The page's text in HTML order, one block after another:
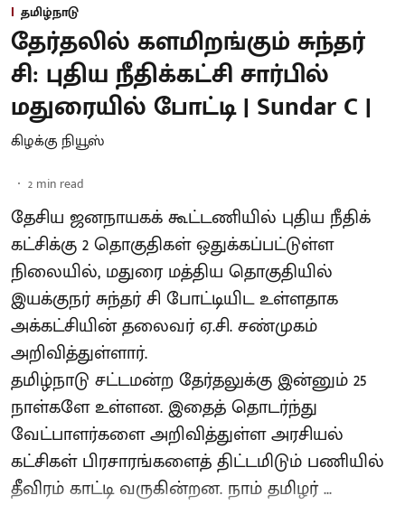
தமிழ்நாடு
தேர்தலில் களமிறங்கும் சுந்தர்
சி: புதிய நீதிக்கட்சி சார்பில்
மதுரையில் போட்டி | Sundar C |
கிழக்கு நியூஸ்
2 min read
தேசிய ஜனநாயகக் கூட்டணியில் புதிய நீதிக்
கட்சிக்கு 2 தொகுதிகள் ஒதுக்கப்பட்டுள்ள
நிலையில், மதுரை மத்திய தொகுதியில்
இயக்குநர் சுந்தர் சி போட்டியிட உள்ளதாக
அக்கட்சியின் தலைவர் ஏ.சி. சண்முகம்
அறிவித்துள்ளார்.
தமிழ்நாடு சட்டமன்ற தேர்தலுக்கு இன்னும் 25
நாள்களே உள்ளன. இதைத் தொடர்ந்து
வேட்பாளர்களை அறிவித்துள்ள அரசியல்
கட்சிகள் பிரசாரங்களைத் திட்டமிடும் பணியில்
தீவிரம் காட்டி வருகின்றன. நாம் தமிழர் ...